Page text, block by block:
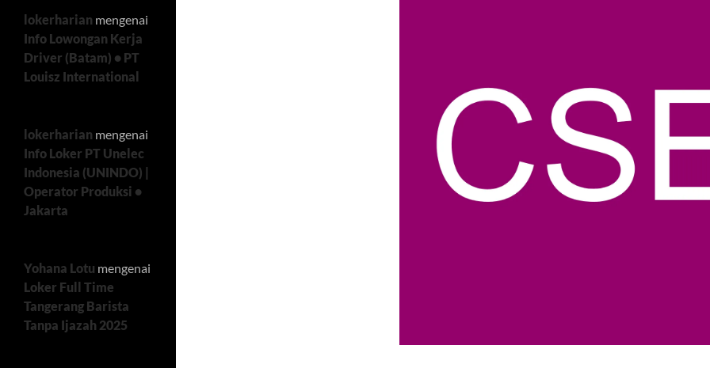
lokerharian mengenai
Info Lowongan Kerja
Driver (Batam) • PT
Louisz International
lokerharian mengenai
Info Loker PT Unelec
Indonesia (UNINDO) |
Operator Produksi •
Jakarta
Yohana Lotu mengenai
Loker Full Time
Tangerang Barista
Tanpa Ijazah 2025